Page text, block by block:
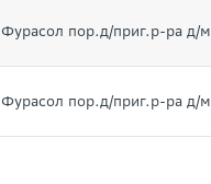
Фурасол пор.д/приг.р-ра д/
Фурасол пор.д/приг.р-ра д/